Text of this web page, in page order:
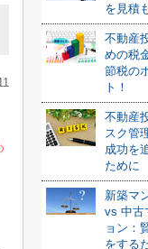
を見積
不動産
めの税
節税の
ト！
不動産
スク管
成功を
ために
新築マ
vs 中古
ョン：
をする